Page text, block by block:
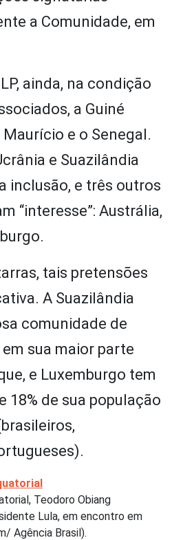
a Comunidade, em
ainda, na condição
a Guiné
e o Senegal.
e Suazilândia
inclusão, e três outros
“interesse”: Austrália,
tais pretensões
A Suazilândia
comunidade de
sua maior parte
e Luxemburgo tem
18% de sua população
Teodoro Obiang
Lula, em encontro em
Agência Brasil).